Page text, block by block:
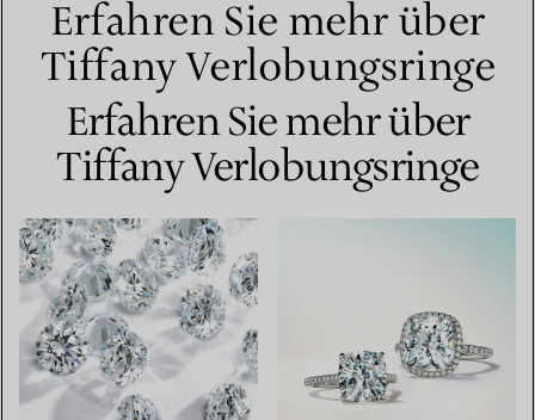
Erfahren Sie mehr über
Tiffany Verlobungsringe
Erfahren Sie mehr über
Tiffany Verlobungsringe